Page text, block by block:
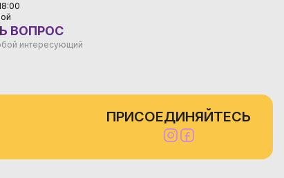
ВОПРОС
интересующий
ПРИСОЕДИНЯЙТЕСЬ